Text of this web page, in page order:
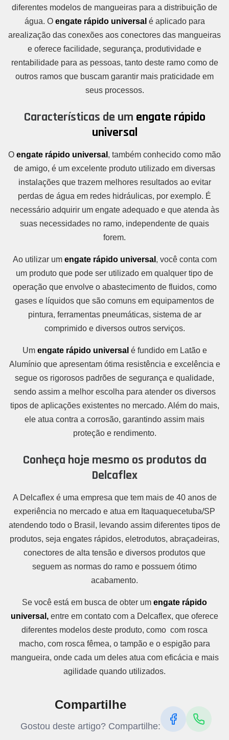
diferentes modelos de mangueiras para a distribuição de
água. O engate rápido universal é aplicado para
arealização das conexões aos conectores das mangueiras
e oferece facilidade, segurança, produtividade e
rentabilidade para as pessoas, tanto deste ramo como de
outros ramos que buscam garantir mais praticidade em
seus processos.
Características de um engate rápido
universal
O engate rápido universal , também conhecido como mão
de amigo, é um excelente produto utilizado em diversas
instalações que trazem melhores resultados ao evitar
perdas de água em redes hidráulicas, por exemplo. É
necessário adquirir um engate adequado e que atenda às
suas necessidades no ramo, independente de quais
forem.
Ao utilizar um engate rápido universal , você conta com
um produto que pode ser utilizado em qualquer tipo de
operação que envolve o abastecimento de fluidos, como
gases e líquidos que são comuns em equipamentos de
pintura, ferramentas pneumáticas, sistema de ar
comprimido e diversos outros serviços.
Um engate rápido universal é fundido em Latão e
Alumínio que apresentam ótima resistência e excelência e
segue os rigorosos padrões de segurança e qualidade,
sendo assim a melhor escolha para atender os diversos
tipos de aplicações existentes no mercado. Além do mais,
ele atua contra a corrosão, garantindo assim mais
proteção e rendimento.
Conheça hoje mesmo os produtos da
Delcaflex
A Delcaflex é uma empresa que tem mais de 40 anos de
experiência no mercado e atua em Itaquaquecetuba/SP
atendendo todo o Brasil, levando assim diferentes tipos de
produtos, seja engates rápidos, eletrodutos, abraçadeiras,
conectores de alta tensão e diversos produtos que
seguem as normas do ramo e possuem ótimo
acabamento.
Se você está em busca de obter um engate rápido
universal, entre em contato com a Delcaflex, que oferece
diferentes modelos deste produto, como com rosca
macho, com rosca fêmea, o tampão e o espigão para
mangueira, onde cada um deles atua com eficácia e mais
agilidade quando utilizados.
Compartilhe
Gostou deste artigo? Compartilhe: